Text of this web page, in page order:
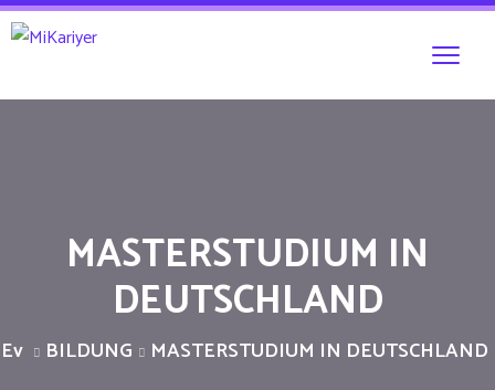
MASTERSTUDIUM IN
DEUTSCHLAND
Ev BILDUNG MASTERSTUDIUM IN DEUTSCHLAND